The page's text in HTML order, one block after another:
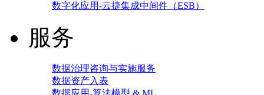
数字化应用-云捷集成中间件（ESB）
服务
数据治理咨询与实施服务
数据资产入表
数据应用-算法模型 & ML